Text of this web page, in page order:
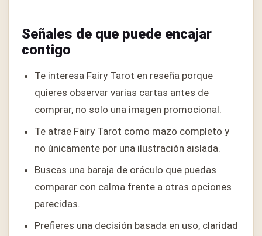
Señales de que puede encajar
contigo
Te interesa Fairy Tarot en reseña porque
quieres observar varias cartas antes de
comprar, no solo una imagen promocional.
Te atrae Fairy Tarot como mazo completo y
no únicamente por una ilustración aislada.
Buscas una baraja de oráculo que puedas
comparar con calma frente a otras opciones
parecidas.
Prefieres una decisión basada en uso, claridad